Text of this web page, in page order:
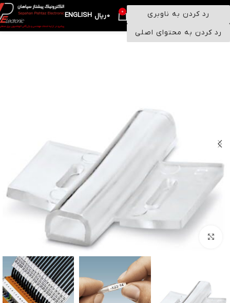
رد کردن به ناوبری
رد کردن به محتوای اصلی
0
0ریال ENGLISH
بزرگنمایی تصویر